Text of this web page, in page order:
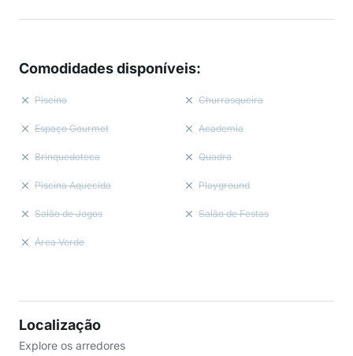
Comodidades disponíveis:
Piscina Churrasqueira
Espaço Gourmet Academia
Brinquedoteca Quadra
Piscina Aquecida Playground
Salão de Jogos Salão de Festas
Área Verde
Localização
Explore os arredores